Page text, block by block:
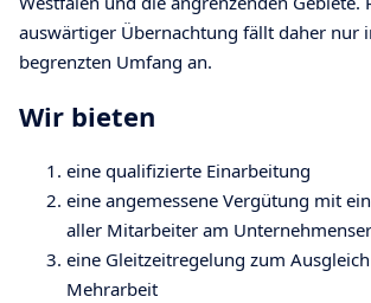
auswärtiger Übernachtung fällt daher nur
begrenzten Umfang an.
Wir bieten
eine qualifizierte Einarbeitung
eine angemessene Vergütung mit
aller Mitarbeiter am
eine Gleitzeitregelung zum
Mehrarbeit